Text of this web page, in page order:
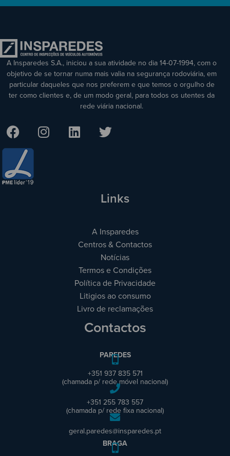
A Insparedes S.A., iniciou a sua atividade no dia 14-07-1994, com o
objetivo de se tornar numa mais valia na segurança rodoviária, em
particular daqueles que nos preferem e que temos o orgulho de
ter como clientes e, de um modo geral, para todos os utentes da
rede viária nacional.
Links
A Insparedes
Centros & Contactos
Notícias
Termos e Condições
Política de Privacidade
Litigios ao consumo
Livro de reclamações
Contactos
PAREDES
+351 937 835 571
(chamada p/ rede móvel nacional)
+351 255 783 557
(chamada p/ rede fixa nacional)
geral.paredes@insparedes.pt
BRAGA